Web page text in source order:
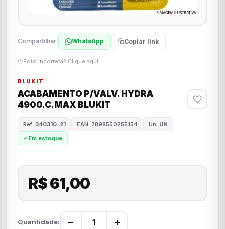
Compartilhar: WhatsApp Copiar link
Foto incorreta? Clique aqui
BLUKIT
ACABAMENTO P/VALV. HYDRA
4900.C.MAX BLUKIT
Ref: 340310-21 EAN: 7898550255154 Un: UN
Em estoque
R$ 61,00
Quantidade: − +